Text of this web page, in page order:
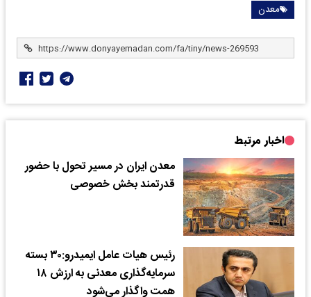
معدن
اخبار مرتبط
معدن ایران در مسیر تحول با حضور
قدرتمند بخش خصوصی
رئیس هیات عامل ایمیدرو:۳۰ بسته
سرمایه‌گذاری معدنی به ارزش ۱۸
همت واگذار می‌شود